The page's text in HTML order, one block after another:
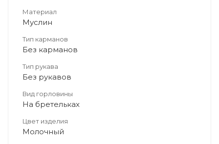
Материал
Муслин
Тип карманов
Без карманов
Тип рукава
Без рукавов
Вид горловины
На бретельках
Цвет изделия
Молочный